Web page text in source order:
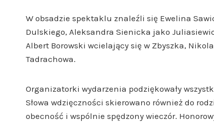
W obsadzie spektaklu znaleźli się Ewelina
Dulskiego, Aleksandra Sienicka jako
Albert Borowski wcielający się w Zbyszka,
Tadrachowa.
Organizatorki wydarzenia podziękowały
Słowa wdzięczności skierowano również do
obecność i wspólnie spędzony wieczór.